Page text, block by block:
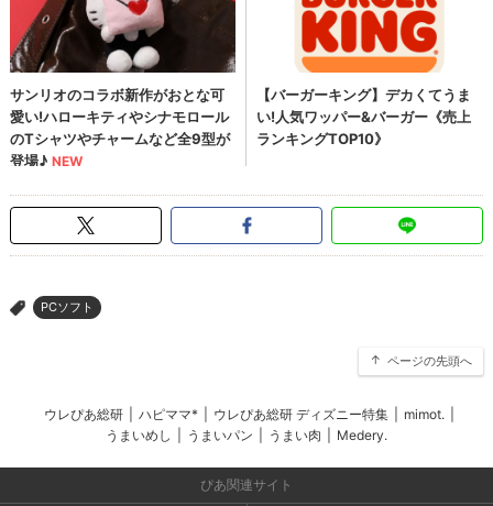
> PCソフト
ページの先頭へ
ウレぴあ総研 ハピママ* ウレぴあ総研 ディズニー特集 mimot.
うまいめし
うまいパン うまい肉 Medery.
ぴあ関連サイト